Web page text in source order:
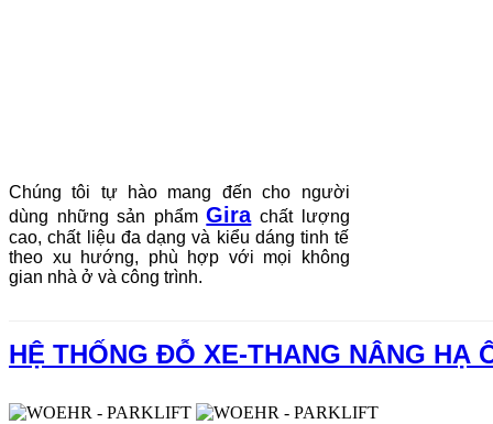
Chúng tôi tự hào mang đến cho người
dùng những sản phẩmGirachất lượng
cao, chất liệu đa dạng và kiểu dáng tinh tế
theo xu hướng, phù hợp với mọi không
gian nhà ở và công trình.
HỆ THỐNG ĐỖ XE-THANG NÂNG HẠ